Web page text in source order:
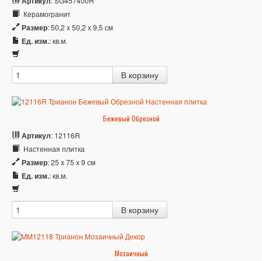
Керамогранит
Размер: 50,2 x 50,2 x 9,5 см
Ед. изм.: кв.м.
Бежевый Обрезной
Артикул: 12116R
Настенная плитка
Размер: 25 x 75 x 9 см
Ед. изм.: кв.м.
Мозаичный